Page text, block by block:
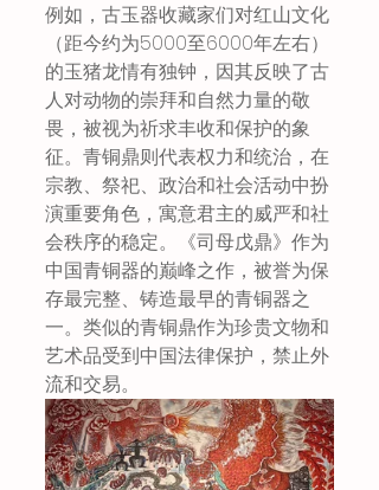
例如，古玉器收藏家们对红山文化
（距今约为5000至6000年左右）
的玉猪龙情有独钟，因其反映了古
人对动物的崇拜和自然力量的敬
畏，被视为祈求丰收和保护的象
征。青铜鼎则代表权力和统治，在
宗教、祭祀、政治和社会活动中扮
演重要角色，寓意君主的威严和社
会秩序的稳定。《司母戊鼎》作为
中国青铜器的巅峰之作，被誉为保
存最完整、铸造最早的青铜器之
一。类似的青铜鼎作为珍贵文物和
艺术品受到中国法律保护，禁止外
流和交易。